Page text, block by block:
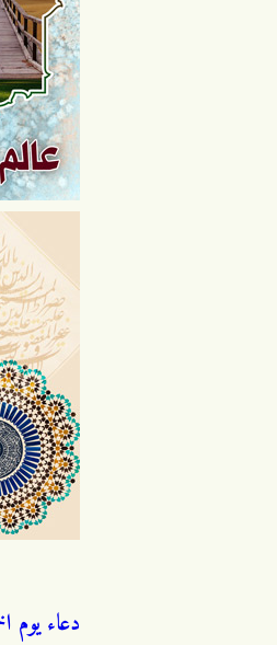
دعاء يوم